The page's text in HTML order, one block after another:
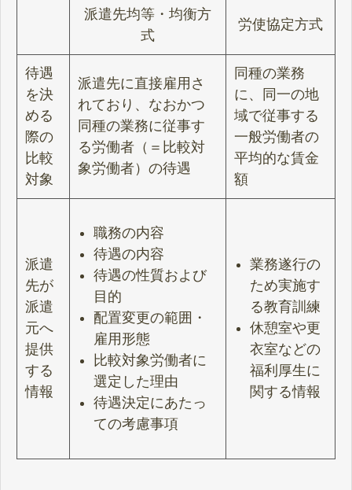
派遣先均等・均衡方
式
労使協定方式
待遇
を決
める
際の
比較
対象
派遣先に直接雇用さ
れており、なおかつ
同種の業務に従事す
る労働者（＝比較対
象労働者）の待遇
同種の業務
に、同一の地
域で従事する
一般労働者の
平均的な賃金
額
派遣
先が
派遣
元へ
提供
する
情報
職務の内容
待遇の内容
待遇の性質および
目的
配置変更の範囲・
雇用形態
比較対象労働者に
選定した理由
待遇決定にあたっ
ての考慮事項
業務遂行の
ため実施す
る教育訓練
休憩室や更
衣室などの
福利厚生に
関する情報